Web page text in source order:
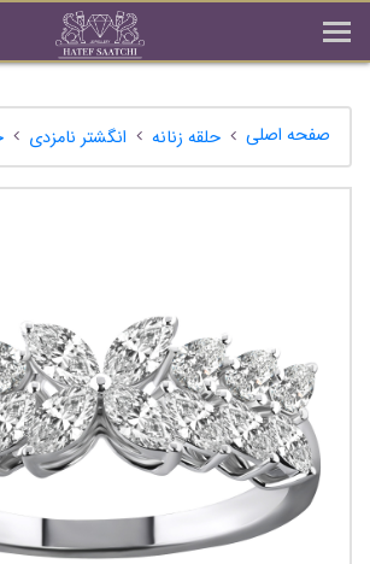
صفحه اصلی حلقه زنانه انگشتر نامزدی